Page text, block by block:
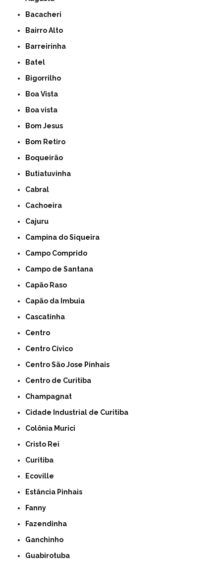
Bacacheri
Bairro Alto
Barreirinha
Batel
Bigorrilho
Boa Vista
Boa vista
Bom Jesus
Bom Retiro
Boqueirão
Butiatuvinha
Cabral
Cachoeira
Cajuru
Campina do Siqueira
Campo Comprido
Campo de Santana
Capão Raso
Capão da Imbuia
Cascatinha
Centro
Centro Cívico
Centro São Jose Pinhais
Centro de Curitiba
Champagnat
Cidade Industrial de Curitiba
Colônia Murici
Cristo Rei
Curitiba
Ecoville
Estância Pinhais
Fanny
Fazendinha
Ganchinho
Guabirotuba